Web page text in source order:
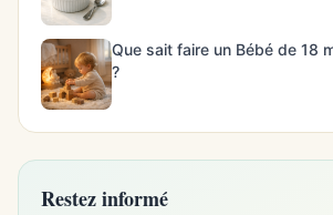
Que sait faire un Bébé de 18
?
Restez informé